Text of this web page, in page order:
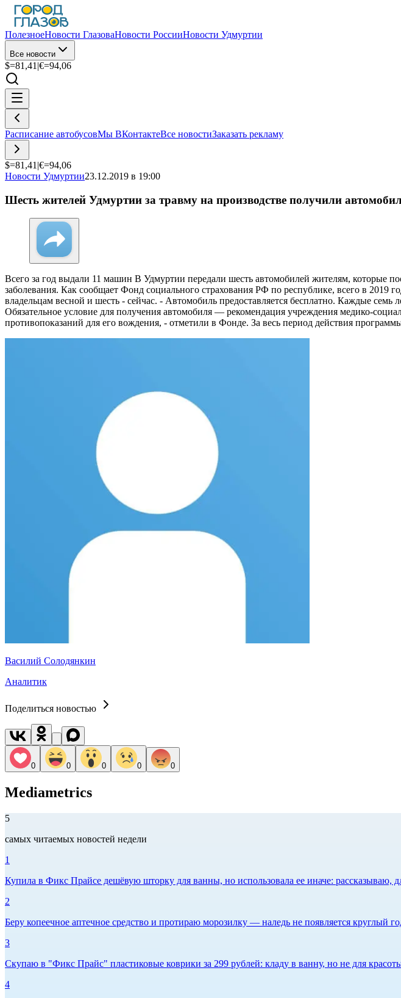
ПолезноеНовости ГлазоваНовости РоссииНовости Удмуртии
Все новости
$=81,41 |€=94,06
Расписание автобусовМы ВКонтактеВсе новостиЗаказать рекламу
$=81,41 |€=94,06
Новости Удмуртии23.12.2019 в 19:00
Шесть жителей Удмуртии за травму на производстве получили
Всего за год выдали 11 машин В Удмуртии передали шесть автомобилей жителям, которые
заболевания. Как сообщает Фонд социального страхования РФ по республике, всего в
владельцам весной и шесть - сейчас. - Автомобиль предоставляется бесплатно. Каждые
Обязательное условие для получения автомобиля — рекомендация учреждения медико-
противопоказаний для его вождения, - отметили в Фонде. За весь период действия
Василий Солодянкин
Аналитик
Поделиться новостью
0 0 0 0 0
Mediametrics
5
самых читаемых новостей недели
1
Купила в Фикс Прайсе дешёвую шторку для ванны, но использовала ее иначе: рассказываю,
2
Беру копеечное аптечное средство и протираю морозилку — наледь не появляется круглый
3
Скупаю в "Фикс Прайс" пластиковые коврики за 299 рублей: кладу в ванну, но не для
4